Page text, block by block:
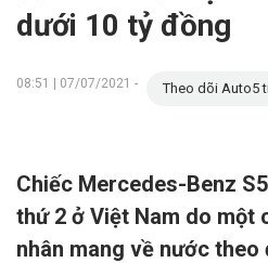
dưới 10 tỷ đồng
08:51 | 07/07/2021 - Theo dõi Auto5
Chiếc Mercedes-Benz
thứ 2 ở Việt Nam do một
nhân mang về nước